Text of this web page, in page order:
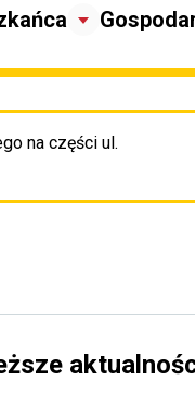
na części ul.
do